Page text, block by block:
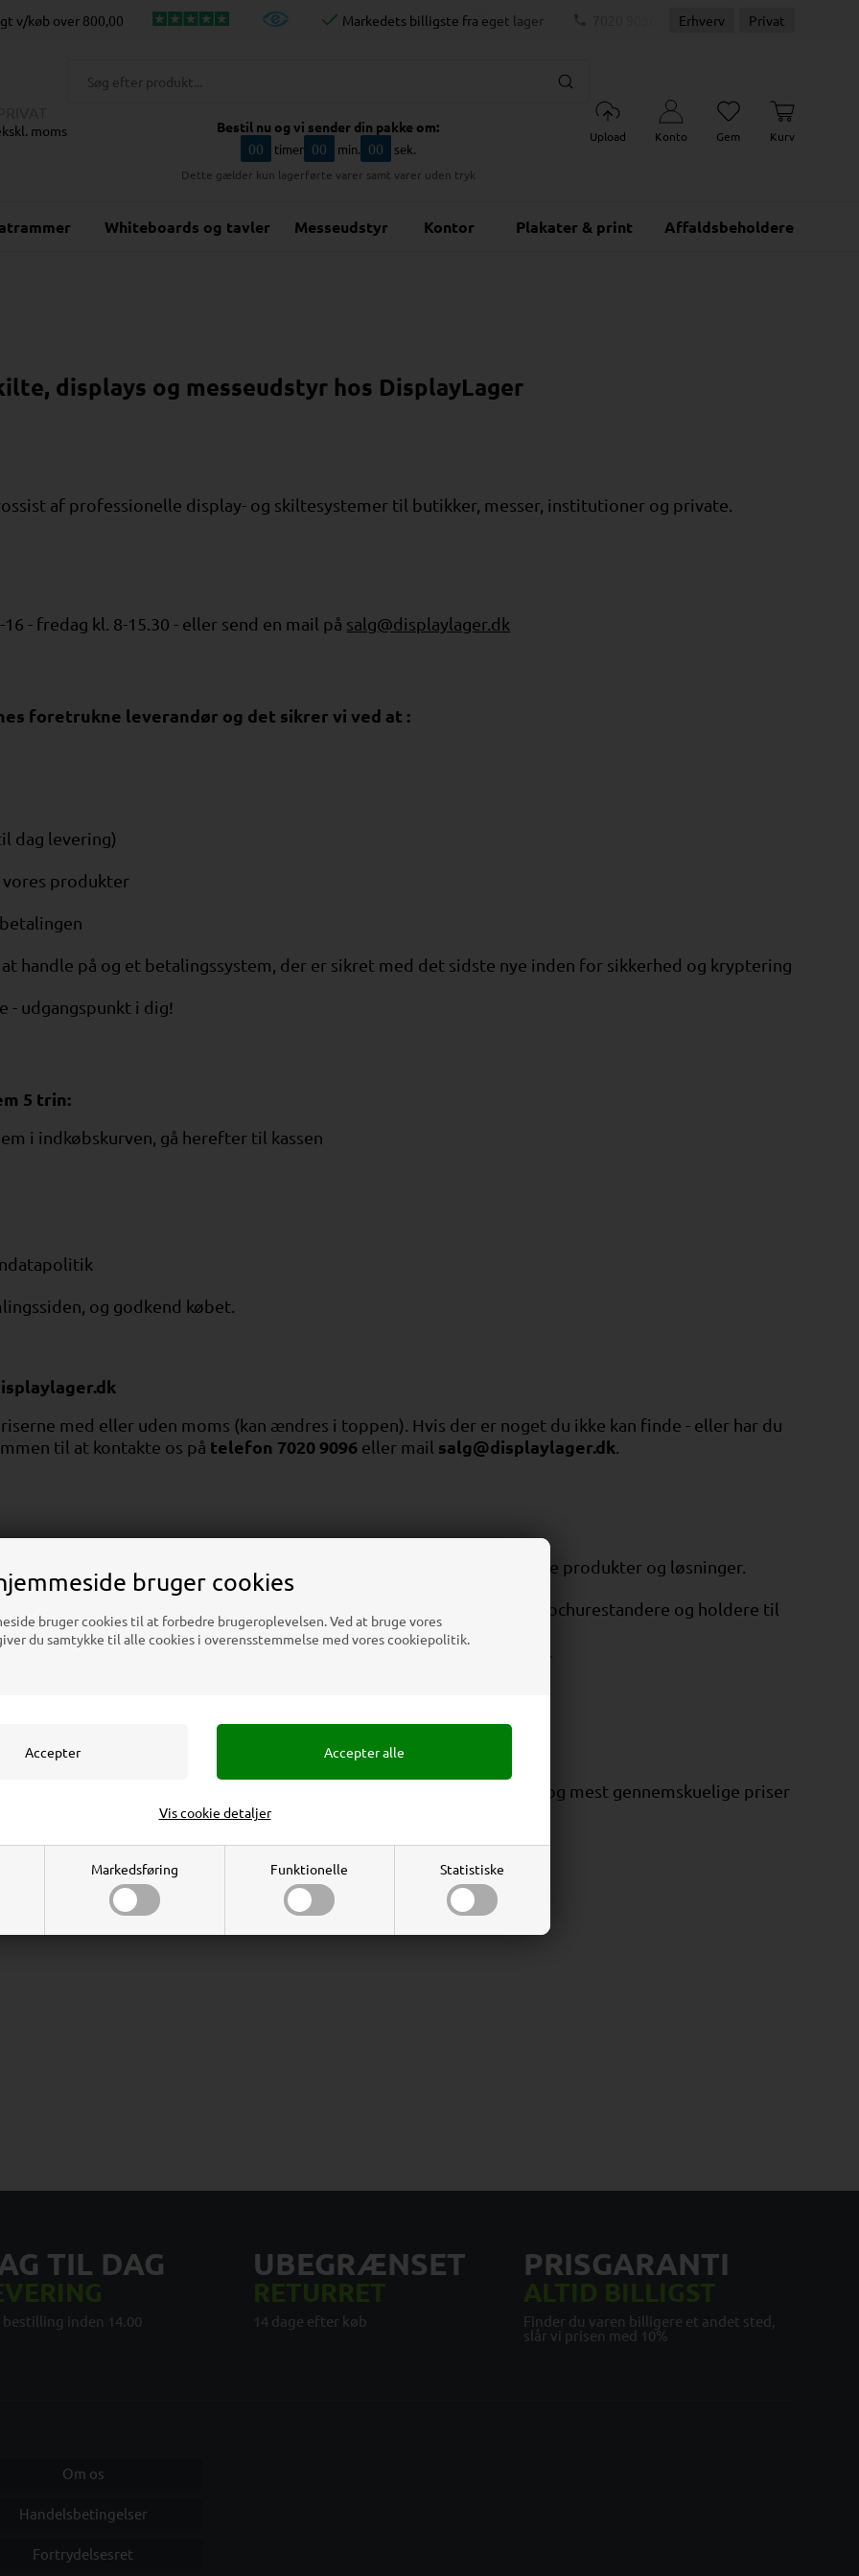
bruger cookies
bruger cookies til at forbedre brugeroplevelsen. Ved at bruge vores
du samtykke til alle cookies i overensstemmelse med vores cookiepolitik.
Markedsføring Funktionelle Statistiske
Vis cookie detaljer
v/køb over 800,00 Markedets billigste fra eget lager Dag-til-dag levering
Erhverv Privat
moms
Bestil nu og vi sender din pakke om:
00
timer 00 min. 00 sek.
Dette gælder kun lagerførte varer samt varer uden tryk
Upload Konto Gem Kurv
Whiteboards og tavler Messeudstyr Kontor Plakater & print Affaldsbeholdere
displays og messeudstyr hos DisplayLager
af professionelle display- og skiltesystemer til butikker, messer, institutioner og private.
- fredag kl. 8-15.30 - eller send en mail på salg@displaylager.dk
foretrukne leverandør og det sikrer vi ved at :
dag levering)
produkter
handle på og et betalingssystem, der er sikret med det sidste nye inden for sikkerhed og kryptering
- udgangspunkt i dig!
5 trin:
i indkøbskurven, gå herefter til kassen
og godkend købet.
med eller uden moms (kan ændres i toppen). Hvis der er noget du ikke kan finde - eller har du
til at kontakte os på telefon 7020 9096 eller mail salg@displaylager.dk
med produkt- og marketingsviden, der sikrer at du vælger de rigtige produkter og løsninger.
og absolut topkvalitet.
- alt fra gadeskilte, klaprammer, roll-ups, glasvitriner, akryldisplays, brochurestandere og holdere til
og effektivt sende varer ud i hele Danmark - dag til dag naturligvis.
Ring på telefon 7020 9096 og aftal en tid.
så den pris du ser, er den pris du betaler. Vi i har Danmarks bedste og mest gennemskuelige priser
i hele 3 uger efter du har modtaget varen.
TIL DAG
bestilling inden 14.00
UBEGRÆNSET
RETURRET
14 dage efter køb
PRISGARANTI
ALTID BILLIGST
Finder du varen billigere et andet sted,
slår vi prisen med 10%
Om os
Handelsbetingelser
Fortrydelsesret